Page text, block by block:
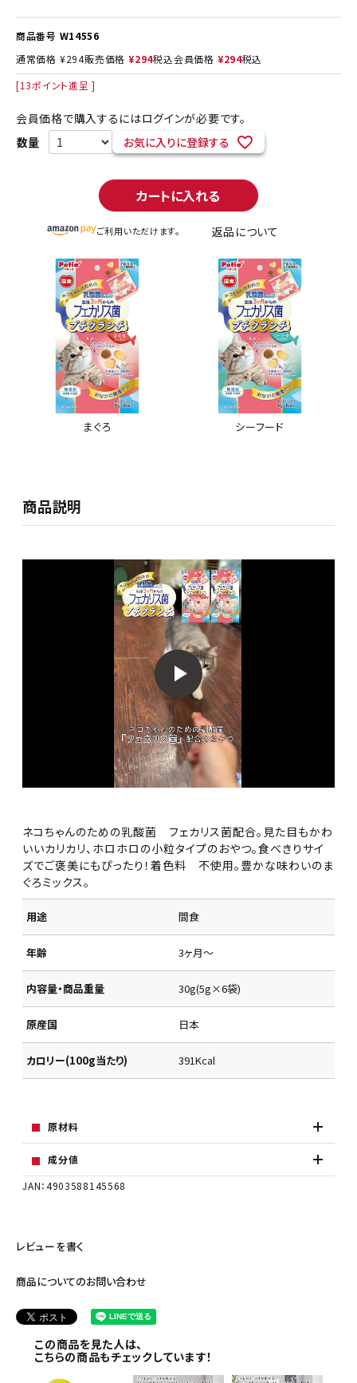
商品番号 W14556
通常価格 ¥294販売価格 ¥294税込会員価格 ¥294税込
[13ポイント進呈 ]
会員価格で購入するにはログインが必要です。
お気に入りに登録する
カートに入れる
ご利用いただけます。 返品について
まぐろ シーフード
商品説明
ネコちゃんのための乳酸菌 フェカリス菌配合。見た目もかわ
いいカリカリ、ホロホロの小粒タイプのおやつ。食べきりサイ
ズでご褒美にもぴったり！着色料 不使用。豊かな味わいのま
ぐろミックス。
用途 間食
年齢 3ヶ月～
内容量・商品重量 30g(5g×6袋)
原産国 日本
カロリー(100g当たり) 391Kcal
原材料
成分値
JAN：4903588145568
レビューを書く
商品についてのお問い合わせ
この商品を見た人は、
こちらの商品もチェックしています！